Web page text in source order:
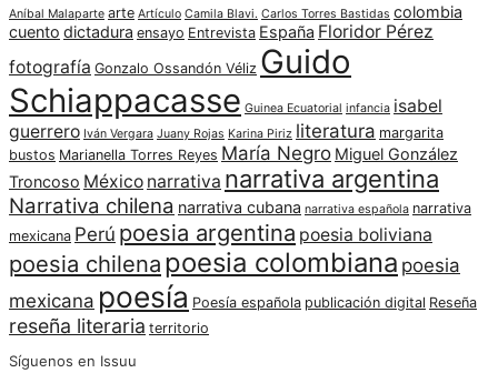
Aníbal Malaparte arte Artículo Camila Blavi. Carlos Torres Bastidas colombia
cuento dictadura ensayo Entrevista España Floridor Pérez
fotografía Gonzalo Ossandón Véliz Guido
Schiappacasse Guinea Ecuatorial infancia isabel
guerrero Iván Vergara Juany Rojas Karina Piriz literatura margarita
bustos Marianella Torres Reyes María Negro Miguel González
Troncoso México narrativa narrativa argentina
Narrativa chilena narrativa cubana narrativa española narrativa
mexicana Perú poesia argentina poesia boliviana
poesia chilena poesia colombiana poesia
mexicana poesía Poesía española publicación digital Reseña
reseña literaria territorio
Síguenos en Issuu